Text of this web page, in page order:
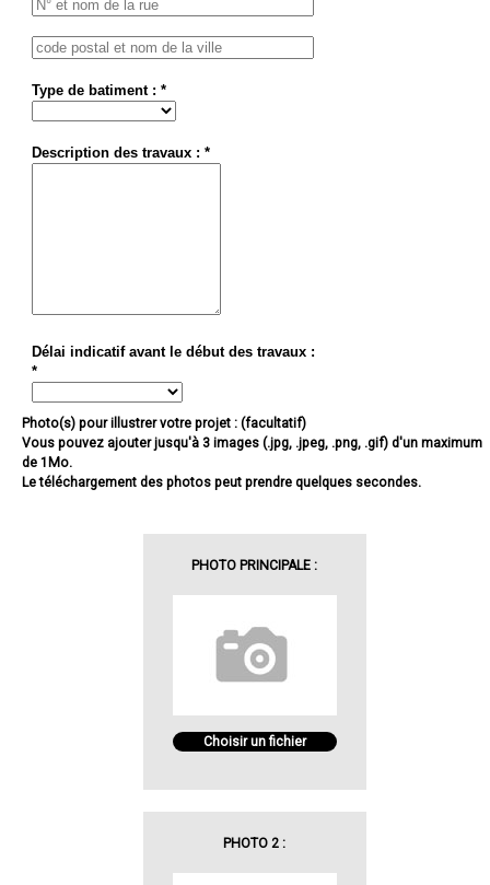
Type de batiment : *
Description des travaux : *
Délai indicatif avant le début des travaux :
*
Photo(s) pour illustrer votre projet : (facultatif)
Vous pouvez ajouter jusqu'à 3 images (.jpg, .jpeg, .png, .gif) d'un maximum
de 1Mo.
Le téléchargement des photos peut prendre quelques secondes.
PHOTO PRINCIPALE :
Choisir un fichier
PHOTO 2 :